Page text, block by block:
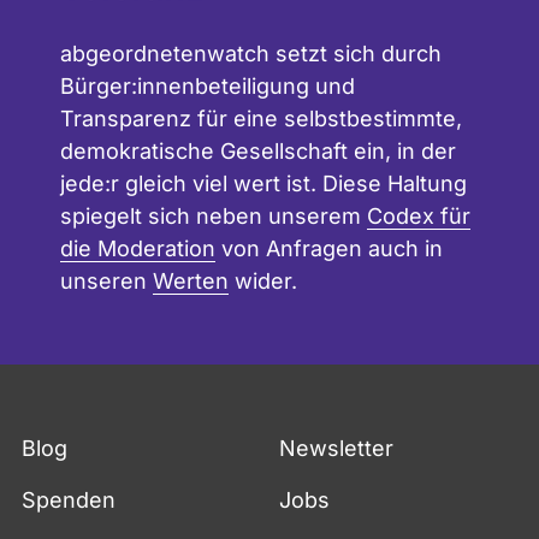
Ehrennadel die höchste Auszeichnung
des Bezirks für langjähriges
ehrenamtliches Engagement als Sprecher
im ehemaligen Sanierungsgebiet
Wederstraße.
Als Direktkandidat ist mir alles wichtig, das
meinen Wahlkreis und die Menschen
betrifft, die hier wohnen, arbeiten und
leben. Neuköllns Reichtum sind die vielen
immer wieder bei den Gesprächen mit
in meinem Wahlkreis, den Kinder-,
Jugend-, Bildungs- und
abgeordnetenwatch setzt sich durch
Bürger:innenbeteiligung und
Transparenz für eine selbstbestimmte,
demokratische Gesellschaft ein, in der
jede:r gleich viel wert ist. Diese Haltung
spiegelt sich neben unserem Codex für
die Moderation von Anfragen auch in
unseren Werten wider.
Blog Newsletter
Spenden Jobs